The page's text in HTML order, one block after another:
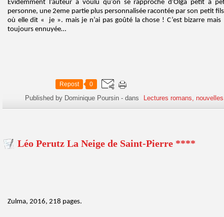
Évidemment l’auteur a voulu qu’on se rapproche d’Olga petit à
personne, une 2eme partie plus personnalisée racontée par son petit
où elle dit « je ». mais je n’ai pas goûté la chose ! C’est bizarre mais
toujours ennuyée…
Repost 0
Published by Dominique Poursin -dans Lectures romans, nouvelles
Léo Perutz La Neige de Saint-Pierre ****
Zulma, 2016, 218 pages.